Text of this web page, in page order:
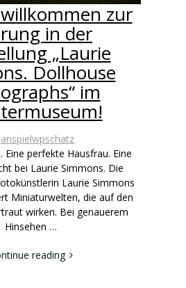
zur
in der
„Laurie
Dollhouse
im
anspielwpschatz
Eine perfekte Hausfrau. Eine
bei Laurie Simmons. Die
Laurie Simmons
Miniaturwelten, die auf den
wirken. Bei genauerem
Hinsehen …
reading